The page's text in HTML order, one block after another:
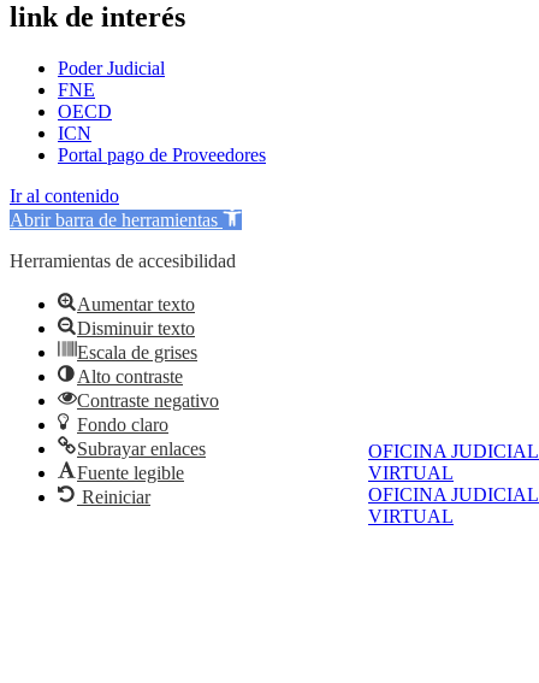
OFICINA JUDICIAL
VIRTUAL
OFICINA JUDICIAL
VIRTUAL
link de interés
Poder Judicial
FNE
OECD
ICN
Portal pago de Proveedores
Ir al contenido
Abrir barra de herramientas
Herramientas de accesibilidad
Aumentar texto
Disminuir texto
Escala de grises
Alto contraste
Contraste negativo
Fondo claro
Subrayar enlaces
Fuente legible
Reiniciar